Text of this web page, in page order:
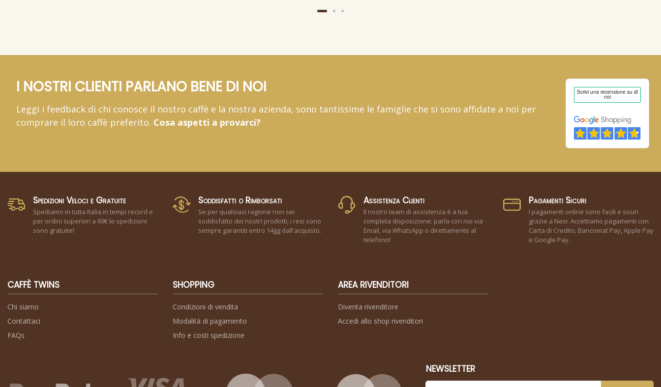
I NOSTRI CLIENTI PARLANO BENE DI NOI
Leggi i feedback di chi conosce il nostro caffè e la nostra azienda, sono tantissime le famiglie che si sono affidate a noi per
comprare il loro caffè preferito. Cosa aspetti a provarci?
Spedizioni Veloci e Gratuite
Spediamo in tutta Italia in tempi record e
per ordini superiori a 69€ le spedizioni
sono gratuite!
Soddisfatti o Rimborsati
Se per qualsiasi ragione non sei
soddisfatto dei nostri prodotti, i resi sono
sempre garantiti entro 14gg dall'acquisto.
Assistenza Clienti
Il nostro team di assistenza è a tua
completa disposizione: parla con noi via
Email, via WhatsApp o direttamente al
telefono!
Pagamenti Sicuri
I pagamenti online sono facili e sicuri
grazie a Nexi. Accettiamo pagamenti con
Carta di Credito, Bancomat Pay, Apple Pay
e Google Pay.
CAFFÈ TWINS
Chi siamo
Contattaci
FAQs
SHOPPING
Condizioni di vendita
Modalità di pagamento
Info e costi spedizione
AREA RIVENDITORI
Diventa rivenditore
Accedi allo shop rivenditori
NEWSLETTER